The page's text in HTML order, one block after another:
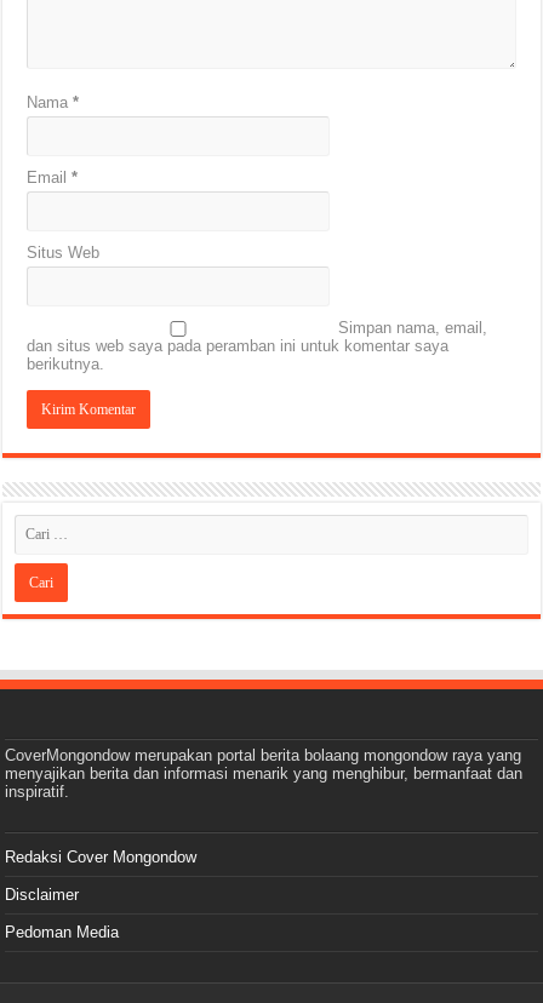
Nama*
Email*
Situs Web
Simpan nama, email,
dan situs web saya pada peramban ini untuk komentar saya
berikutnya.
CoverMongondow merupakan portal berita bolaang mongondow raya yang
menyajikan berita dan informasi menarik yang menghibur, bermanfaat dan
inspiratif.
Redaksi Cover Mongondow
Disclaimer
Pedoman Media